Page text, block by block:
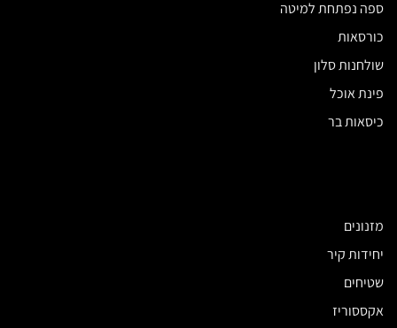
ספה נפתחת למיטה
כורסאות
שולחנות סלון
פינת אוכל
כיסאות בר
מזנונים
יחידות קיר
שטיחים
אקססוריז